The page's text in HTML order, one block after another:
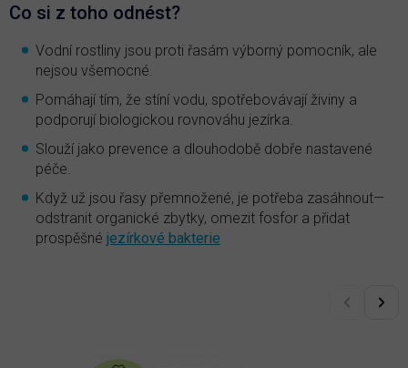
Co si z toho odnést?
Vodní rostliny jsou proti řasám výborný pomocník, ale
nejsou všemocné.
Pomáhají tím, že stíní vodu, spotřebovávají živiny a
podporují biologickou rovnováhu jezírka.
Slouží jako prevence a dlouhodobě dobře nastavené
péče.
Když už jsou řasy přemnožené, je potřeba zasáhnout—
odstranit organické zbytky, omezit fosfor a přidat
prospěšné jezírkové bakterie